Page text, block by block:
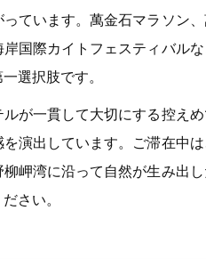
ています。萬金石マラソン
国際カイトフェスティバル
選択肢です。
が一貫して大切にする控え
演出しています。ご滞在中
岬湾に沿って自然が生み出
さい。